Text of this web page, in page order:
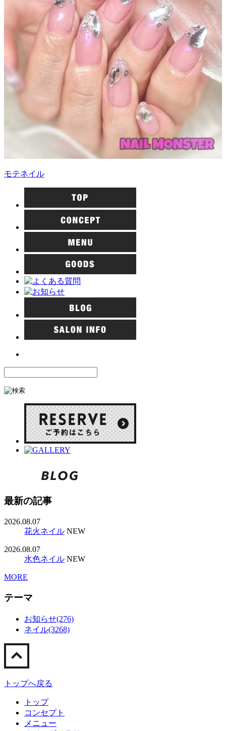
モテネイル
最新の記事
2026.08.07
花火ネイル NEW
2026.08.07
水色ネイル NEW
MORE
テーマ
お知らせ(276)
ネイル(3268)
トップへ戻る
トップ
コンセプト
メニュー